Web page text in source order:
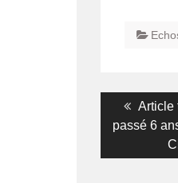
de
l’article
post:
Article
passé 6